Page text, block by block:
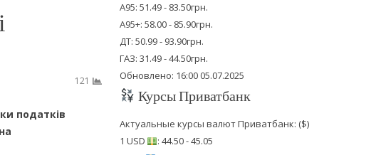
121
податків
А95: 51.49 - 83.50грн.
А95+: 58.00 - 85.90грн.
ДТ: 50.99 - 93.90грн.
ГАЗ: 31.49 - 44.50грн.
Обновлено: 16:00 05.07.2025
Курсы Приватбанк
Актуальные курсы валют Приватбанк: ($)
1 USD
: 44.50 - 45.05